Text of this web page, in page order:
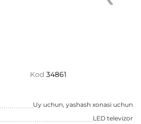
Kod 34861
Uy uchun, yashash xonasi uchun
LED televizor